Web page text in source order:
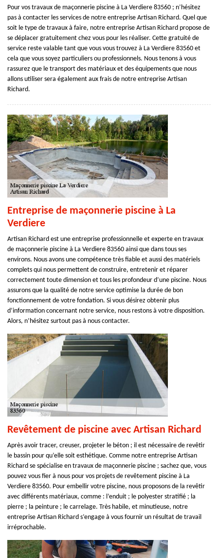
Pour vos travaux de maçonnerie piscine à La Verdiere 83560 ; n’hésitez
pas à contacter les services de notre entreprise Artisan Richard. Quel que
soit le type de travaux à faire, notre entreprise Artisan Richard propose de
se déplacer gratuitement chez vous pour les réaliser. Cette gratuité de
service reste valable tant que vous vous trouvez à La Verdiere 83560 et
cela que vous soyez particuliers ou professionnels. Nous tenons à vous
rassurez que le transport des matériaux et des équipements que nous
allons utiliser sera également aux frais de notre entreprise Artisan
Richard.
Entreprise de maçonnerie piscine à La
Verdiere
Artisan Richard est une entreprise professionnelle et experte en travaux
de maçonnerie piscine à La Verdiere 83560 ainsi que dans tous ses
environs. Nous avons une compétence très fiable et aussi des matériels
complets qui nous permettent de construire, entretenir et réparer
correctement toute dimension et tous les profondeur d’une piscine. Nous
assurons que la qualité de notre service optimise la durée de bon
fonctionnement de votre fondation. Si vous désirez obtenir plus
d’information concernant notre service, nous restons à votre disposition.
Alors, n’hésitez surtout pas à nous contacter.
Revêtement de piscine avec Artisan Richard
Après avoir tracer, creuser, projeter le béton ; il est nécessaire de revêtir
le bassin pour qu’elle soit esthétique. Comme notre entreprise Artisan
Richard se spécialise en travaux de maçonnerie piscine ; sachez que, vous
pouvez vous fier à nous pour vos projets de revêtement piscine à La
Verdiere 83560. Pour embellir votre piscine, nous proposons de la revêtir
avec différents matériaux, comme : l’enduit ; le polyester stratifié ; la
pierre ; la peinture ; le carrelage. Très habile, et minutieuse, notre
entreprise Artisan Richard s’engage à vous fournir un résultat de travail
irréprochable.